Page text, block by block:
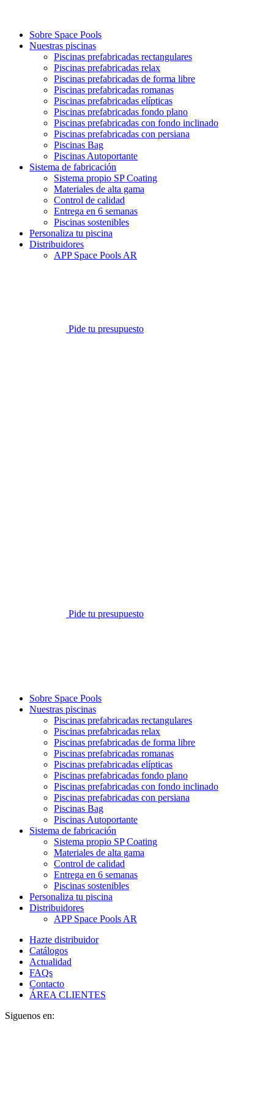
Sobre Space Pools
Nuestras piscinas
Piscinas prefabricadas rectangulares
Piscinas prefabricadas relax
Piscinas prefabricadas de forma libre
Piscinas prefabricadas romanas
Piscinas prefabricadas elípticas
Piscinas prefabricadas fondo plano
Piscinas prefabricadas con fondo inclinado
Piscinas prefabricadas con persiana
Piscinas Bag
Piscinas Autoportante
Sistema de fabricación
Sistema propio SP Coating
Materiales de alta gama
Control de calidad
Entrega en 6 semanas
Piscinas sostenibles
Personaliza tu piscina
Distribuidores
APP Space Pools AR
Pide tu presupuesto
Pide tu presupuesto
Sobre Space Pools
Nuestras piscinas
Piscinas prefabricadas rectangulares
Piscinas prefabricadas relax
Piscinas prefabricadas de forma libre
Piscinas prefabricadas romanas
Piscinas prefabricadas elípticas
Piscinas prefabricadas fondo plano
Piscinas prefabricadas con fondo inclinado
Piscinas prefabricadas con persiana
Piscinas Bag
Piscinas Autoportante
Sistema de fabricación
Sistema propio SP Coating
Materiales de alta gama
Control de calidad
Entrega en 6 semanas
Piscinas sostenibles
Personaliza tu piscina
Distribuidores
APP Space Pools AR
Hazte distribuidor
Catálogos
Actualidad
FAQs
Contacto
ÁREA CLIENTES
Siguenos en: